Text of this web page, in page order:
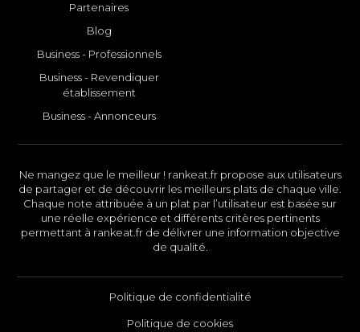
Partenaires
Blog
Business - Professionnels
Business - Revendiquer
établissement
Business - Annonceurs
Ne mangez que le meilleur ! rankeat.fr propose aux utilisateurs
de partager et de découvrir les meilleurs plats de chaque ville.
Chaque note attribuée à un plat par l’utilisateur est basée sur
une réelle expérience et différents critères pertinents
permettant à rankeat.fr de délivrer une information objective
de qualité.
Politique de confidentialité
Politique de cookies